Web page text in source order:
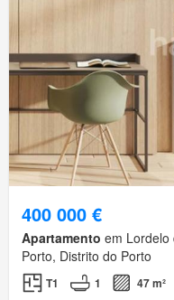
400 000 €
Apartamento em Lordelo
Porto, Distrito do Porto
T1 1 47 m²